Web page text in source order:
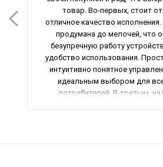
товар. Во-первых, стоит
отличное качество
продумана до мелочей, что
безупречную работу
удобство использования.
интуитивно понятное
идеальным выбором для
потребителей. В-третьих,